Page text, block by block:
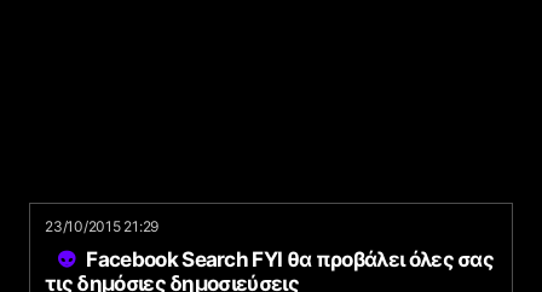
23/10/2015 21:29
Facebook Search FYI θα προβάλει όλες σας
τις δημόσιες δημοσιεύσεις